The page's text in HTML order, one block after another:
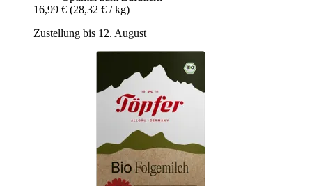
16,99 € (28,32 € / kg)
Zustellung bis 12. August